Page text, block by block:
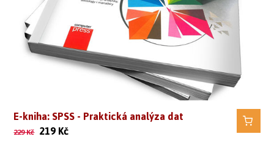
E-kniha: SPSS - Praktická analýza dat
229Kč 219Kč